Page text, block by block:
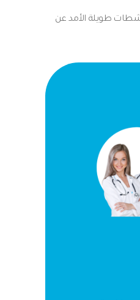
طويلة الأمد عن